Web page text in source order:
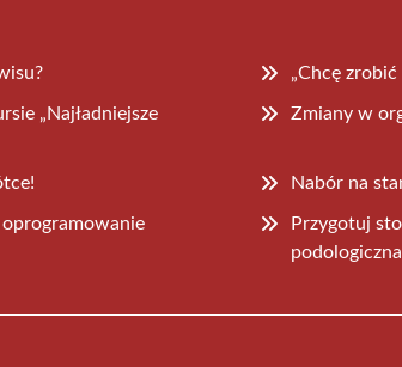
„Chcę
„Najładniejsze
Zmiany w
Nabór na
Przygotuj